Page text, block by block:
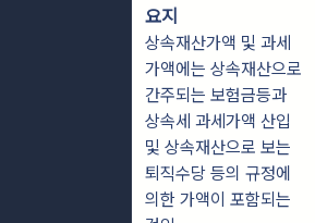
요지
상속재산가액 및 과세
가액에는 상속재산으로
간주되는 보험금등과
상속세 과세가액 산입
및 상속재산으로 보는
퇴직수당 등의 규정에
의한 가액이 포함되는